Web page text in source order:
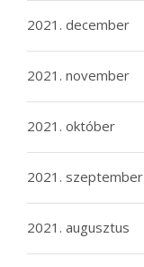
2021. december
2021. november
2021. október
2021. szeptember
2021. augusztus